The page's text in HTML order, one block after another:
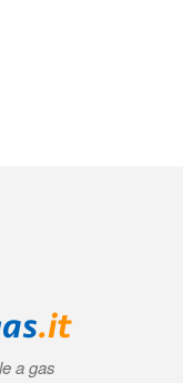
a gas